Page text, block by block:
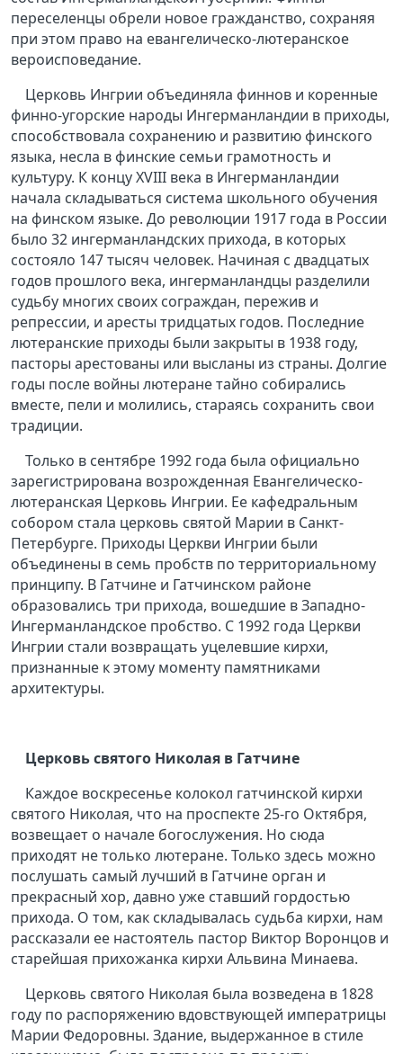
переселенцы обрели новое гражданство, сохраняя
при этом право на евангелическо-лютеранское
вероисповедание.
Церковь Ингрии объединяла финнов и коренные
финно-угорские народы Ингерманландии в приходы,
способствовала сохранению и развитию финского
языка, несла в финские семьи грамотность и
культуру. К концу XVIII века в Ингерманландии
начала складываться система школьного обучения
на финском языке. До революции 1917 года в России
было 32 ингерманландских прихода, в которых
состояло 147 тысяч человек. Начиная с двадцатых
годов прошлого века, ингерманландцы разделили
судьбу многих своих сограждан, пережив и
репрессии, и аресты тридцатых годов. Последние
лютеранские приходы были закрыты в 1938 году,
пасторы арестованы или высланы из страны. Долгие
годы после войны лютеране тайно собирались
вместе, пели и молились, стараясь сохранить свои
традиции.
Только в сентябре 1992 года была официально
зарегистрирована возрожденная Евангелическо-
лютеранская Церковь Ингрии. Ее кафедральным
собором стала церковь святой Марии в Санкт-
Петербурге. Приходы Церкви Ингрии были
объединены в семь пробств по территориальному
принципу. В Гатчине и Гатчинском районе
образовались три прихода, вошедшие в Западно-
Ингерманландское пробство. С 1992 года Церкви
Ингрии стали возвращать уцелевшие кирхи,
признанные к этому моменту памятниками
архитектуры.
Церковь святого Николая в Гатчине
Каждое воскресенье колокол гатчинской кирхи
святого Николая, что на проспекте 25-го Октября,
возвещает о начале богослужения. Но сюда
приходят не только лютеране. Только здесь можно
послушать самый лучший в Гатчине орган и
прекрасный хор, давно уже ставший гордостью
прихода. О том, как складывалась судьба кирхи, нам
рассказали ее настоятель пастор Виктор Воронцов и
старейшая прихожанка кирхи Альвина Минаева.
Церковь святого Николая была возведена в 1828
году по распоряжению вдовствующей императрицы
Марии Федоровны. Здание, выдержанное в стиле